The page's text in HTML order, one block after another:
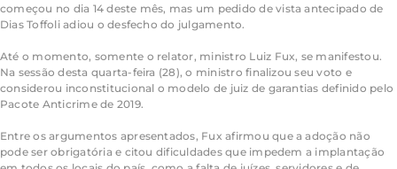
começou no dia 14 deste mês, mas um pedido de vista antecipado de
Dias Toffoli adiou o desfecho do julgamento.
Até o momento, somente o relator, ministro Luiz Fux, se manifestou.
Na sessão desta quarta-feira (28), o ministro finalizou seu voto e
considerou inconstitucional o modelo de juiz de garantias definido pelo
Pacote Anticrime de 2019.
Entre os argumentos apresentados, Fux afirmou que a adoção não
pode ser obrigatória e citou dificuldades que impedem a implantação